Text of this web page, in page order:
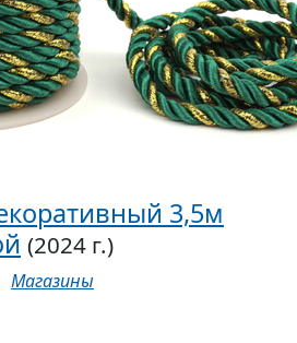
3,5м
(2024 г.)
Магазины